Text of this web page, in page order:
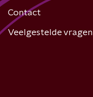
Contact
Veelgestelde vragen